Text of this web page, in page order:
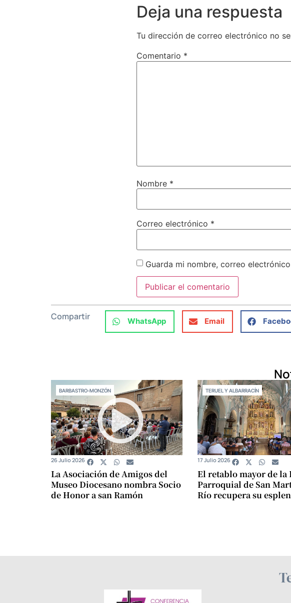
Deja una respuesta
Tu dirección de correo electrónico no
Comentario *
Nombre *
Correo electrónico *
Guarda mi nombre, correo
Compartir WhatsApp Email
BARBASTRO-MONZÓN
La Asociación de Amigos del
Museo Diocesano nombra Socio
de Honor a san Ramón
26 Julio 2026
TERUEL Y ALBARRACÍN
El retablo mayor de la
Parroquial de San
Río recupera su
17 Julio 2026